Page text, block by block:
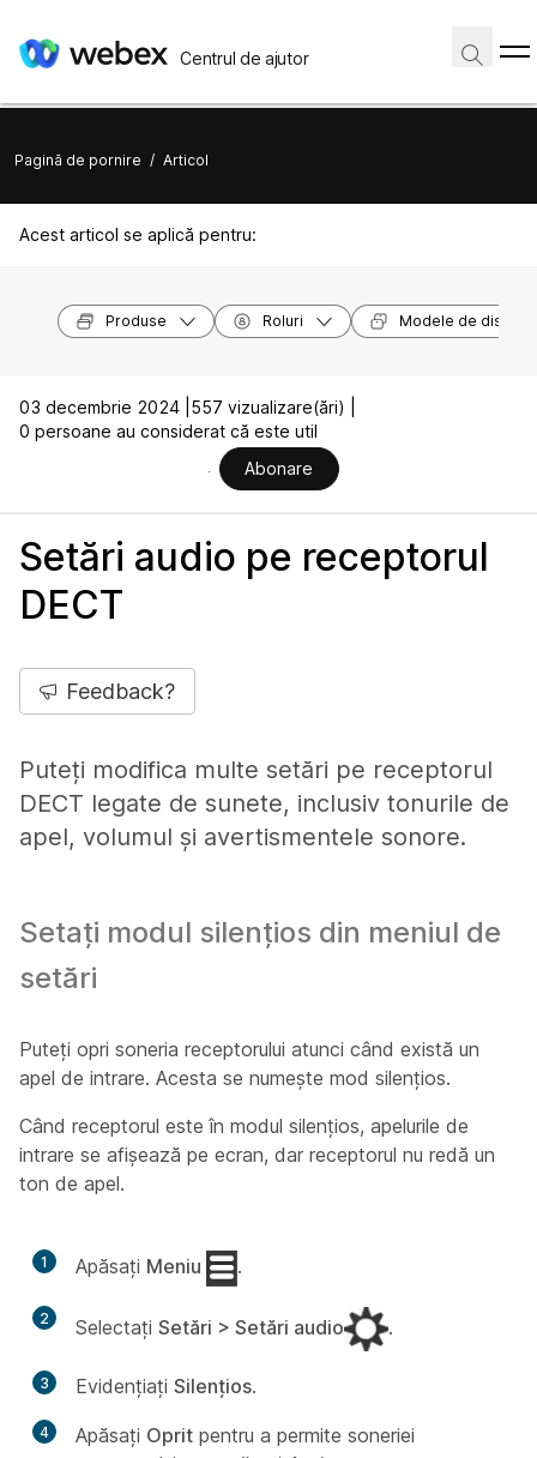
Centrul de ajutor
Pagină de pornire / Articol
Acest articol se aplică pentru:
Produse Roluri Modele de
03 decembrie 2024 | 557 vizualizare(ări) |
0 persoane au considerat că este util
Abonare
Setări audio pe receptorul
DECT
Feedback?
Puteți modifica multe setări pe receptorul
DECT legate de sunete, inclusiv tonurile de
apel, volumul și avertismentele sonore.
Setați modul silențios din meniul de
setări
Puteți opri soneria receptorului atunci când există un
apel de intrare. Acesta se numește mod silențios.
Când receptorul este în modul silențios, apelurile de
intrare se afișează pe ecran, dar receptorul nu redă un
ton de apel.
1 Apăsați Meniu .
2 Selectați Setări > Setări audio .
3 Evidențiați Silențios.
4 Apăsați Oprit pentru a permite soneriei